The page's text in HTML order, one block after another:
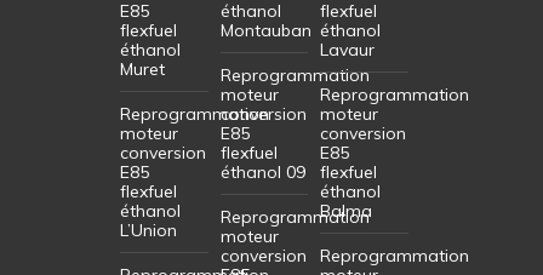
E85
flexfuel
éthanol
Muret
Reprogrammation
moteur
conversion
E85
flexfuel
éthanol
L’Union
éthanol
Montauban
Reprogrammation
moteur
conversion
E85
flexfuel
éthanol 09
Reprogrammation
moteur
conversion
flexfuel
éthanol
Lavaur
Reprogrammation
moteur
conversion
E85
flexfuel
éthanol
Balma
Reprogrammation